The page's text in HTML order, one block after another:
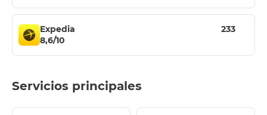
Expedia
8,6/10
233
Servicios principales